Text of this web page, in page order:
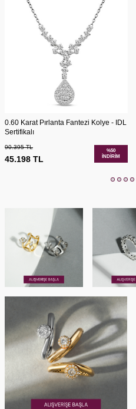
0.60 Karat Pırlanta Fantezi Kolye - IDL
Sertifikalı
90.395TL
45.198 TL
%50
İNDIRIM